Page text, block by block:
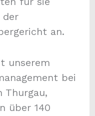
der
an.
unserem
bei
Thurgau,
über 140